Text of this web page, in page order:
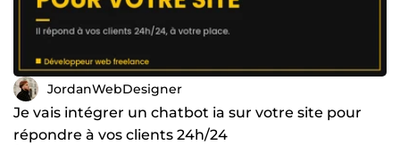
JordanWebDesigner
Je vais intégrer un chatbot ia sur votre site pour
répondre à vos clients 24h/24